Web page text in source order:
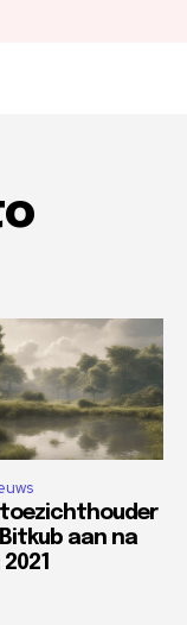
toezichthouder
aan na